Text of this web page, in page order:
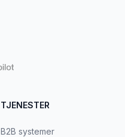
TJENESTER
B2B systemer